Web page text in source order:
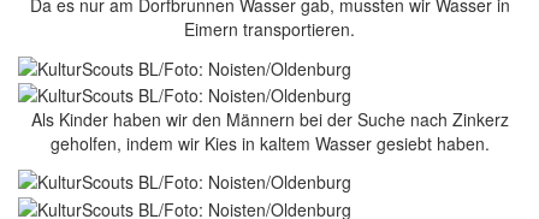
Da es nur am Dorfbrunnen Wasser gab, mussten wir Wasser in
Eimern transportieren.
Als Kinder haben wir den Männern bei der Suche nach Zinkerz
geholfen, indem wir Kies in kaltem Wasser gesiebt haben.